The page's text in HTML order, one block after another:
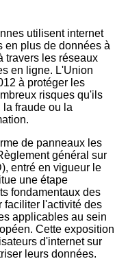
utilisent internet
en plus de données à
travers les réseaux
en ligne. L'Union
à protéger les
risques qu'ils
fraude ou la
de panneaux les
général sur
entré en vigueur le
une étape
fondamentaux des
faciliter l'activité des
applicables au sein
Cette exposition
d'internet sur
leurs données.